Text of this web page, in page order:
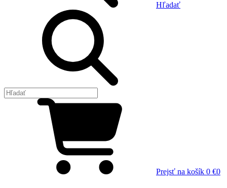
Hľadať
Prejsť na košík 0 €0